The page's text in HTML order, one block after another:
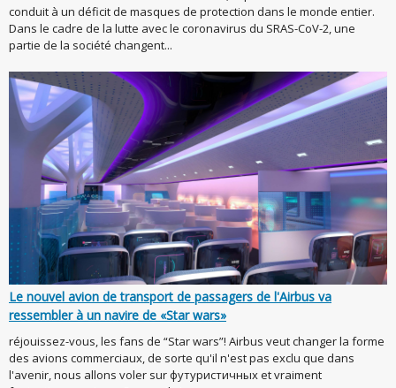
conduit à un déficit de masques de protection dans le monde entier.
Dans le cadre de la lutte avec le coronavirus du SRAS-CoV-2, une
partie de la société changent...
Le nouvel avion de transport de passagers de l'Airbus va
ressembler à un navire de «Star wars»
réjouissez-vous, les fans de “Star wars”! Airbus veut changer la forme
des avions commerciaux, de sorte qu'il n'est pas exclu que dans
l'avenir, nous allons voler sur футуристичных et vraiment